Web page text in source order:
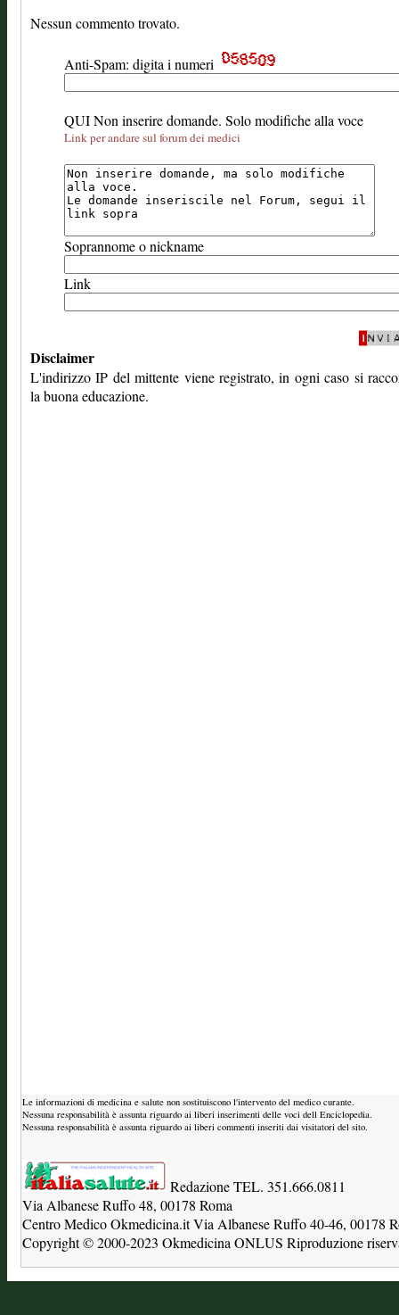
Nessun commento trovato.
Anti-Spam: digita i numeri
QUI Non inserire domande. Solo modifiche alla voce
Link per andare sul forum dei medici
Soprannome o nickname
Link
Disclaimer
L'indirizzo IP del mittente viene registrato, in ogni caso si
la buona educazione.
Le informazioni di medicina e salute non sostituiscono l'intervento del medico curante.
Nessuna responsabilità è assunta riguardo ai liberi inserimenti delle voci dell Enciclopedia.
Nessuna responsabilità è assunta riguardo ai liberi commenti inseriti dai visitatori del sito.
Redazione TEL. 351.666.0811
Via Albanese Ruffo 48, 00178 Roma
Centro Medico Okmedicina.it Via Albanese Ruffo 40-46, 00178
Copyright © 2000-2023 Okmedicina ONLUS Riproduzione